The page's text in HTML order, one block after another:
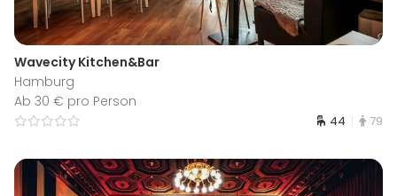
Wavecity Kitchen&Bar
Hamburg
Ab 30 € pro Person
44 79